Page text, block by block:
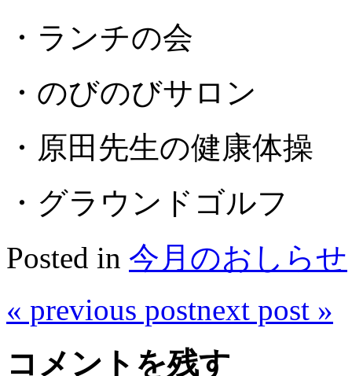
・ランチの会
・のびのびサロン
・原田先生の健康体操
・グラウンドゴルフ
Posted in 今月のおしらせ
« previous postnext post »
コメントを残す